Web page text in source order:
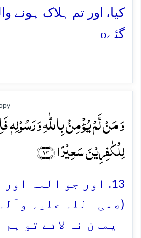
کیا، اور تم ہلاک ہونے
گئےo
وَ مَنۡ لَّمۡ یُؤۡمِنۡۢ بِاللّٰہِ وَ رَسُوۡلِہٖ
لِلۡکٰفِرِیۡنَ سَعِیۡرًا ﴿۱۳﴾
13. اور جو اللہ
(صلی اللہ علیہ
ایمان نہ لائے تو